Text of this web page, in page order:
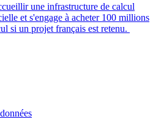
une infrastructure de calcul
et s'engage à acheter 100 millions
si un projet français est retenu.